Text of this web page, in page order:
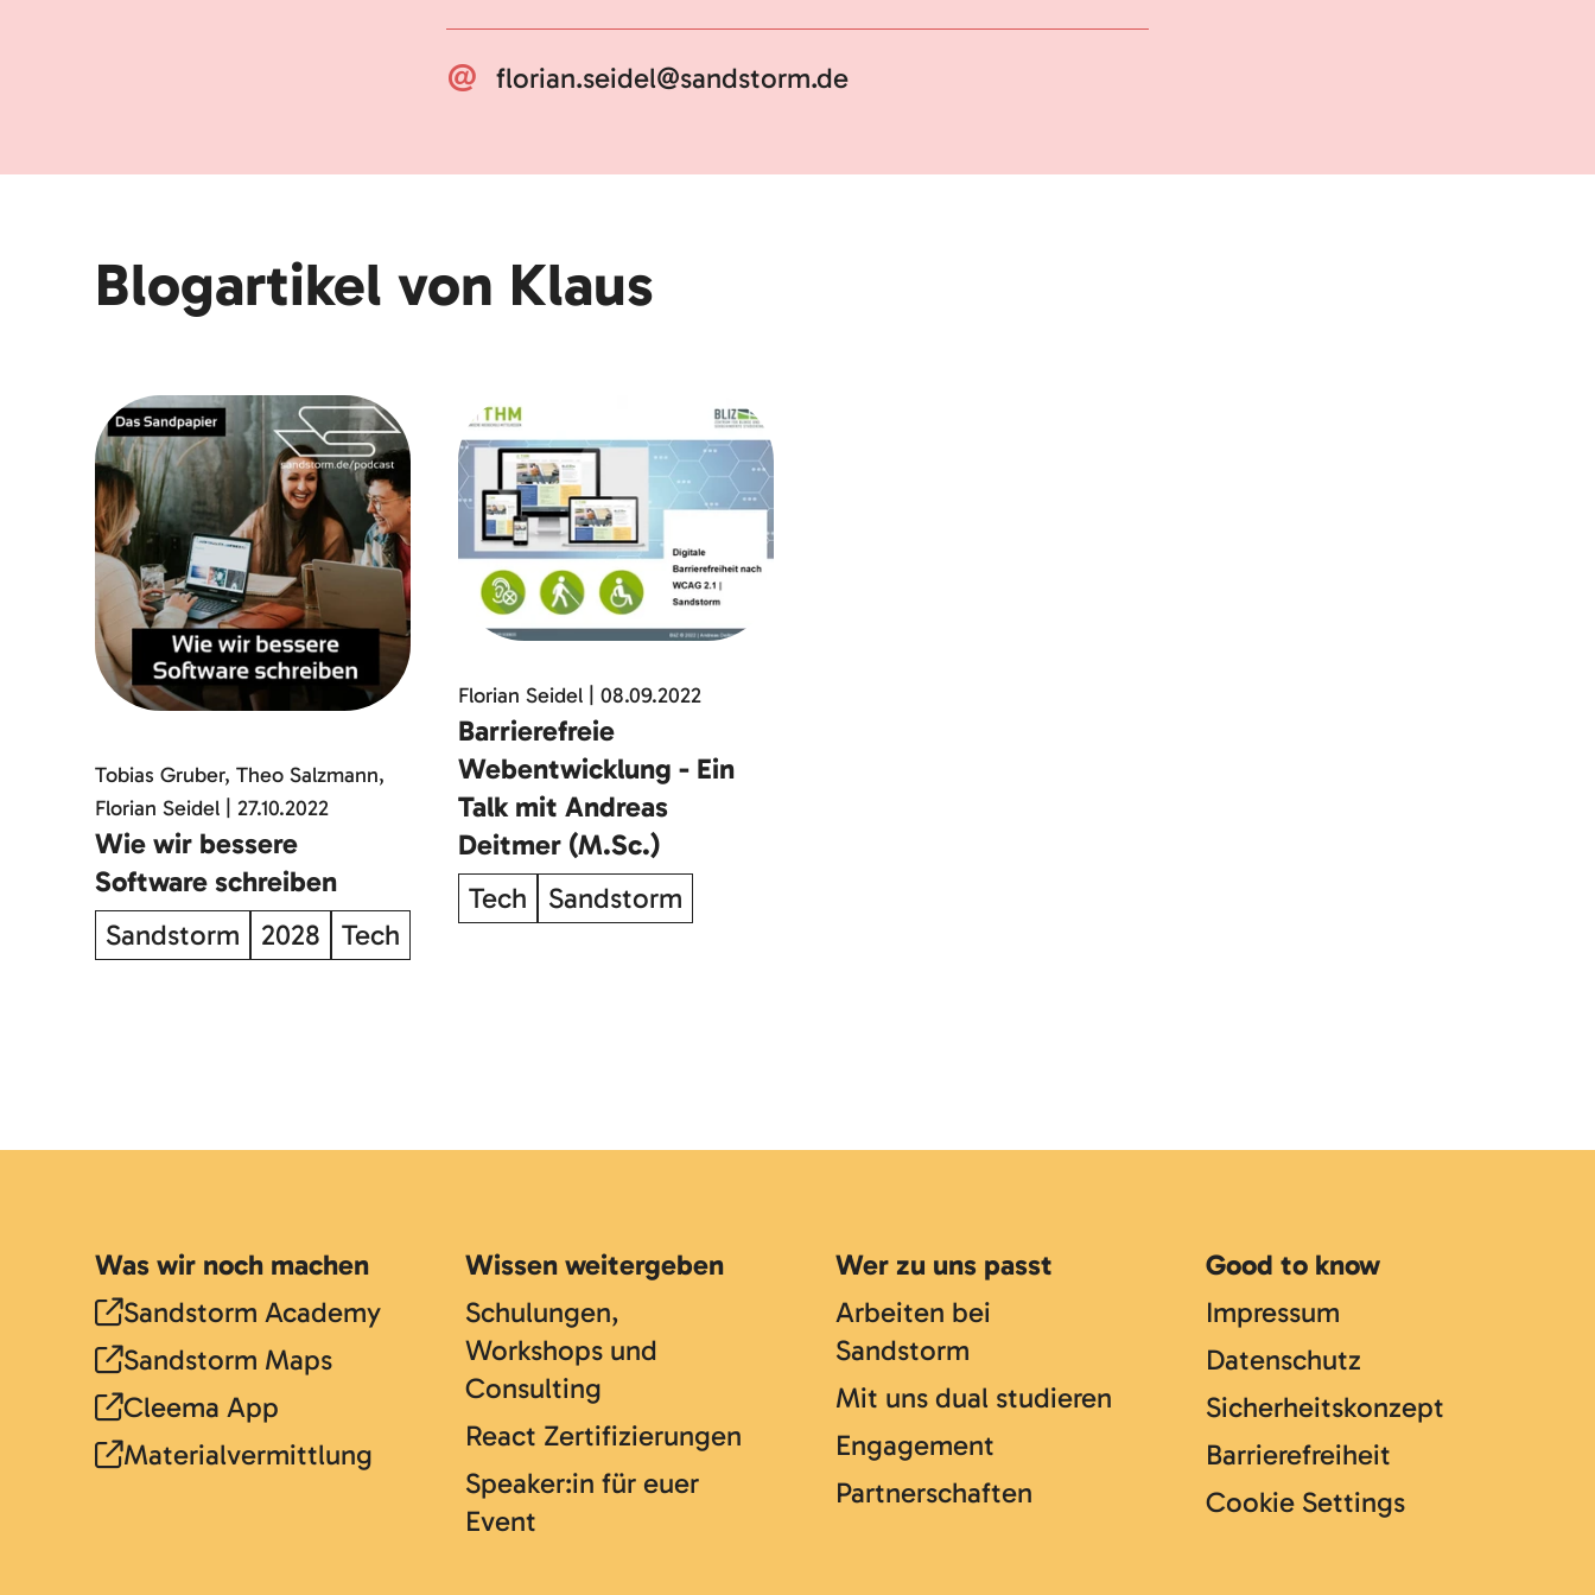
florian.seidel@sandstorm.de
Blogartikel von Klaus
Tobias Gruber, Theo Salzmann,
Florian Seidel
27.10.2022
Wie wir bessere
Software schreiben
Sandstorm
2028 Tech
Florian Seidel | 08.09.2022
Barrierefreie
Webentwicklung - Ein
Talk mit Andreas
Deitmer (M.Sc.)
Tech
Sandstorm
Was wir noch machen
Sandstorm Academy
Sandstorm Maps
Cleema App
Materialvermittlung
Wissen weitergeben
Schulungen,
Workshops und
Consulting
React Zertifizierungen
Speaker:in für euer
Event
Wer zu uns passt
Arbeiten bei
Sandstorm
Mit uns dual studieren
Engagement
Partnerschaften
Good to know
Impressum
Datenschutz
Sicherheitskonzept
Barrierefreiheit
Cookie Settings